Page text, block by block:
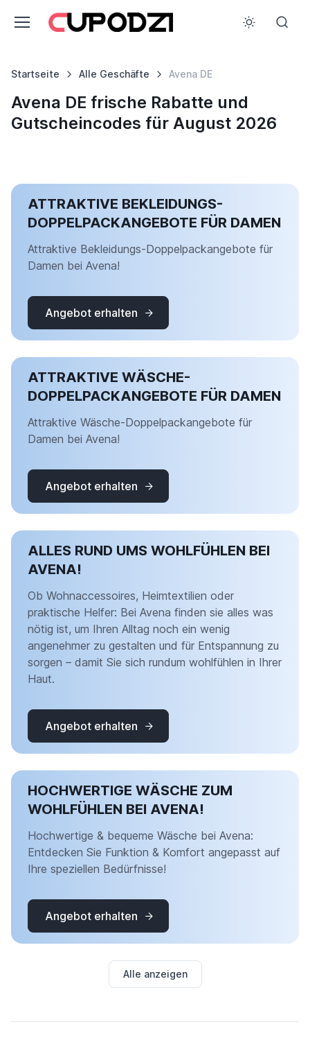
Startseite Alle Geschäfte Avena DE
Avena DE frische Rabatte und
Gutscheincodes für August 2026
ATTRAKTIVE BEKLEIDUNGS-
DOPPELPACKANGEBOTE FÜR DAMEN
Attraktive Bekleidungs-Doppelpackangebote für
Damen bei Avena!
Angebot erhalten
ATTRAKTIVE WÄSCHE-
DOPPELPACKANGEBOTE FÜR DAMEN
Attraktive Wäsche-Doppelpackangebote für
Damen bei Avena!
Angebot erhalten
ALLES RUND UMS WOHLFÜHLEN BEI
AVENA!
Ob Wohnaccessoires, Heimtextilien oder
praktische Helfer: Bei Avena finden sie alles was
nötig ist, um Ihren Alltag noch ein wenig
angenehmer zu gestalten und für Entspannung zu
sorgen – damit Sie sich rundum wohlfühlen in Ihrer
Haut.
Angebot erhalten
HOCHWERTIGE WÄSCHE ZUM
WOHLFÜHLEN BEI AVENA!
Hochwertige & bequeme Wäsche bei Avena:
Entdecken Sie Funktion & Komfort angepasst auf
Ihre speziellen Bedürfnisse!
Angebot erhalten
Alle anzeigen